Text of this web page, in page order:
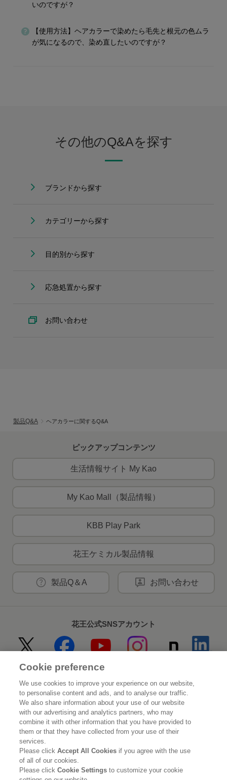
いのですが？
【使用方法】ヘアカラーで染めたら毛先と根元の色ムラ
が気になるので、染め直したいのですが？
その他のQ&Aを探す
ブランドから探す
カテゴリーから探す
目的別から探す
応急処置から探す
お問い合わせ
製品Q&A ヘアカラーに関するQ&A
ピックアップコンテンツ
生活情報サイト My Kao
My Kao Mall（製品情報）
KBB Play Park
花王ケミカル製品情報
製品Q＆A お問い合わせ
花王公式SNSアカウント
Home 花王について
サステナビリティ イノベーション
ブランド 投資家情報
ニュースルーム 採用情報
利用規約 花王のアクセシビリティ 個人情報保護方針
Cookie preference
We use cookies to improve your experience on our website,
to personalise content and ads, and to analyse our traffic.
We also share information about your use of our website
with our advertising and analytics partners, who may
combine it with other information that you have provided to
them or that they have collected from your use of their
services.
Please clickAccept All Cookies if you agree with the use
of all of our cookies.
Please clickCookie Settingsto customize your cookie